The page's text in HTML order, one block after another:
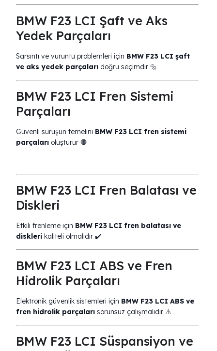
BMW F23 LCI Şaft ve Aks
Yedek Parçaları
Sarsıntı ve vuruntu problemleri için BMW F23 LCI şaft
ve aks yedek parçaları doğru seçimdir 🔩
BMW F23 LCI Fren Sistemi
Parçaları
Güvenli sürüşün temelini BMW F23 LCI fren sistemi
parçaları oluşturur 🛑
BMW F23 LCI Fren Balatası ve
Diskleri
Etkili frenleme için BMW F23 LCI fren balatası ve
diskleri kaliteli olmalıdır ✔️
BMW F23 LCI ABS ve Fren
Hidrolik Parçaları
Elektronik güvenlik sistemleri için BMW F23 LCI ABS ve
fren hidrolik parçaları sorunsuz çalışmalıdır ⚠️
BMW F23 LCI Süspansiyon ve